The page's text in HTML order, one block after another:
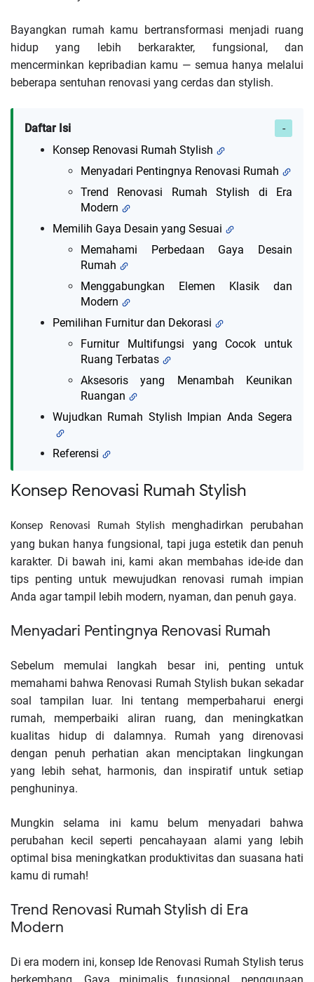
Bayangkan rumah kamu bertransformasi menjadi ruang
hidup yang lebih berkarakter, fungsional, dan
mencerminkan kepribadian kamu — semua hanya melalui
beberapa sentuhan renovasi yang cerdas dan stylish.
Daftar Isi
Konsep Renovasi Rumah Stylish
Menyadari Pentingnya Renovasi Rumah
Trend Renovasi Rumah Stylish di Era
Modern
Memilih Gaya Desain yang Sesuai
Memahami Perbedaan Gaya Desain
Rumah
Menggabungkan Elemen Klasik dan
Modern
Pemilihan Furnitur dan Dekorasi
Furnitur Multifungsi yang Cocok untuk
Ruang Terbatas
Aksesoris yang Menambah Keunikan
Ruangan
Wujudkan Rumah Stylish Impian Anda Segera
Referensi
Konsep Renovasi Rumah Stylish
Konsep Renovasi Rumah Stylish
menghadirkan perubahan
yang bukan hanya fungsional, tapi juga estetik dan penuh
karakter. Di bawah ini, kami akan membahas ide-ide dan
tips penting untuk mewujudkan renovasi rumah impian
Anda agar tampil lebih modern, nyaman, dan penuh gaya.
Menyadari Pentingnya Renovasi Rumah
Sebelum memulai langkah besar ini, penting untuk
memahami bahwa Renovasi Rumah Stylish bukan sekadar
soal tampilan luar. Ini tentang memperbaharui energi
rumah, memperbaiki aliran ruang, dan meningkatkan
kualitas hidup di dalamnya. Rumah yang direnovasi
dengan penuh perhatian akan menciptakan lingkungan
yang lebih sehat, harmonis, dan inspiratif untuk setiap
penghuninya.
Mungkin selama ini kamu belum menyadari bahwa
perubahan kecil seperti pencahayaan alami yang lebih
optimal bisa meningkatkan produktivitas dan suasana hati
kamu di rumah!
Trend Renovasi Rumah Stylish di Era
Modern
Di era modern ini, konsep Ide Renovasi Rumah Stylish terus